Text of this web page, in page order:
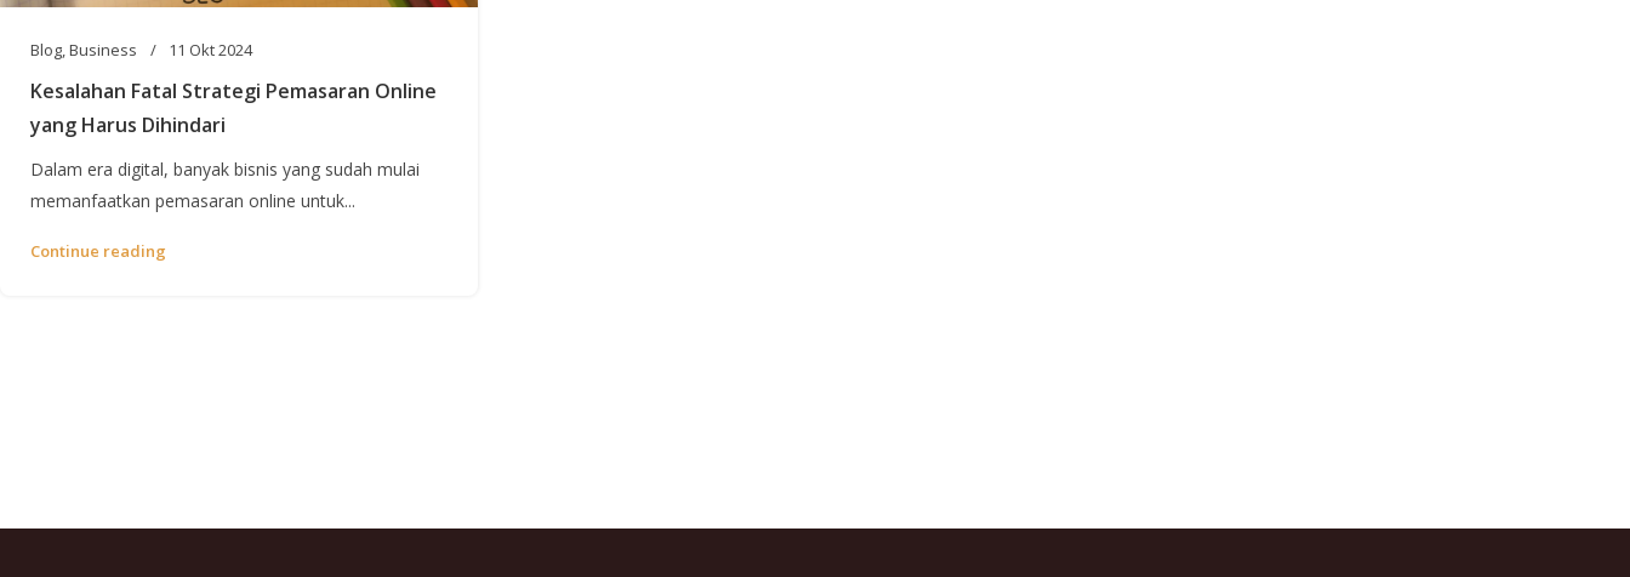
Blog,Business 11 Okt 2024
Kesalahan Fatal Strategi Pemasaran Online
yang Harus Dihindari
Dalam era digital, banyak bisnis yang sudah mulai
memanfaatkan pemasaran online untuk...
Continue reading